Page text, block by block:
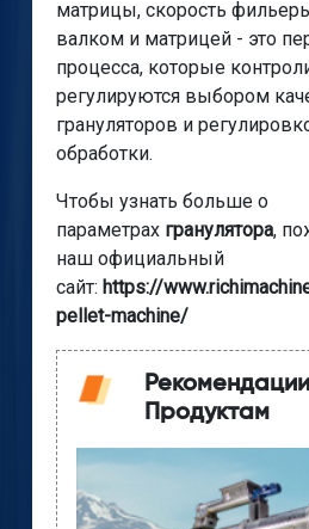
матрицы, скорость
валком и матрицей - это
процесса, которые
регулируются выбором
грануляторов и
обработки.
Чтобы узнать больше о
параметрах гранулятора,
наш официальный
сайт: https://
pellet-machine/
Продуктам